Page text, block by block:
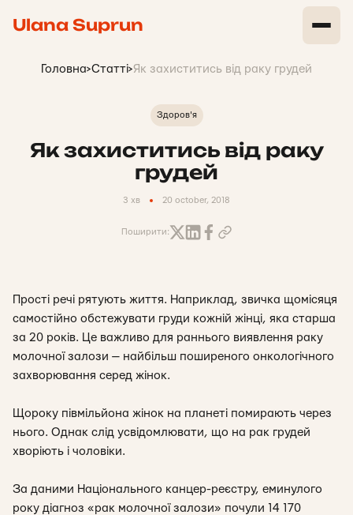
Ulana Suprun
Головна>Статті>Як захиститись від раку грудей
Здоров'я
Як захиститись від раку
грудей
3 хв 20 october, 2018
Поширити:
Прості речі рятують життя. Наприклад, звичка щомісяця
самостійно обстежувати груди кожній жінці, яка старша
за 20 років. Це важливо для раннього виявлення раку
молочної залози — найбільш поширеного онкологічного
захворювання серед жінок.
Щороку півмільйона жінок на планеті помирають через
нього. Однак слід усвідомлювати, що на рак грудей
хворіють і чоловіки.
За даними Національного канцер-реєстру, еминулого
року діагноз «рак молочної залози» почули 14 170